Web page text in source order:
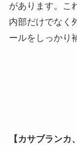
があります。こ
内部だけでなく
ールをしっかり
【カサブランカ